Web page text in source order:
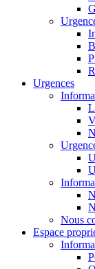
Urgences
Nous
Espace